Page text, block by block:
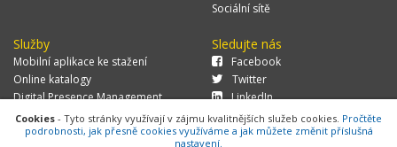
Sociální sítě
Služby
Mobilní aplikace ke stažení
Online katalogy
Digital Presence Management
Více zákazníků
Sledujte nás
Facebook
Twitter
LinkedIn
Cookies - Tyto stránky využívají v zájmu kvalitnějších služeb cookies. Pročtěte
podrobnosti, jak přesně cookies využíváme a jak můžete změnit příslušná
nastavení.